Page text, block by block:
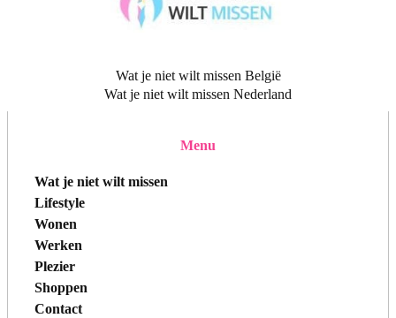
Wat je niet wilt missen België
Wat je niet wilt missen Nederland
Menu
Wat je niet wilt missen
Lifestyle
Wonen
Werken
Plezier
Shoppen
Contact